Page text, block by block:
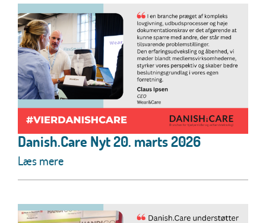
Danish.Care Nyt 20. marts 2026
Læs mere